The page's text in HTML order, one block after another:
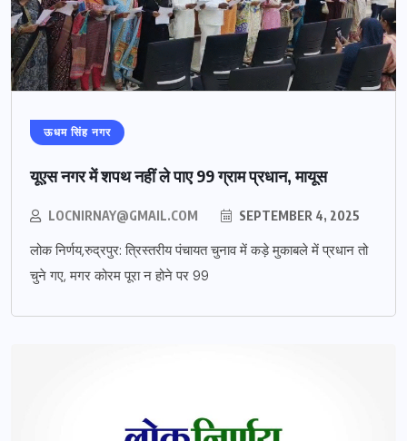
ऊधम सिंह नगर
यूएस नगर में शपथ नहीं ले पाए 99 ग्राम प्रधान, मायूस
LOCNIRNAY@GMAIL.COM SEPTEMBER 4, 2025
लोक निर्णय,रुद्रपुर: त्रिस्तरीय पंचायत चुनाव में कड़े मुकाबले में प्रधान तो
चुने गए, मगर कोरम पूरा न होने पर 99